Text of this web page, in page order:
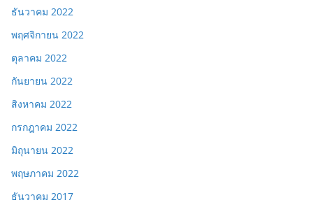
ธันวาคม 2022
พฤศจิกายน 2022
ตุลาคม 2022
กันยายน 2022
สิงหาคม 2022
กรกฎาคม 2022
มิถุนายน 2022
พฤษภาคม 2022
ธันวาคม 2017